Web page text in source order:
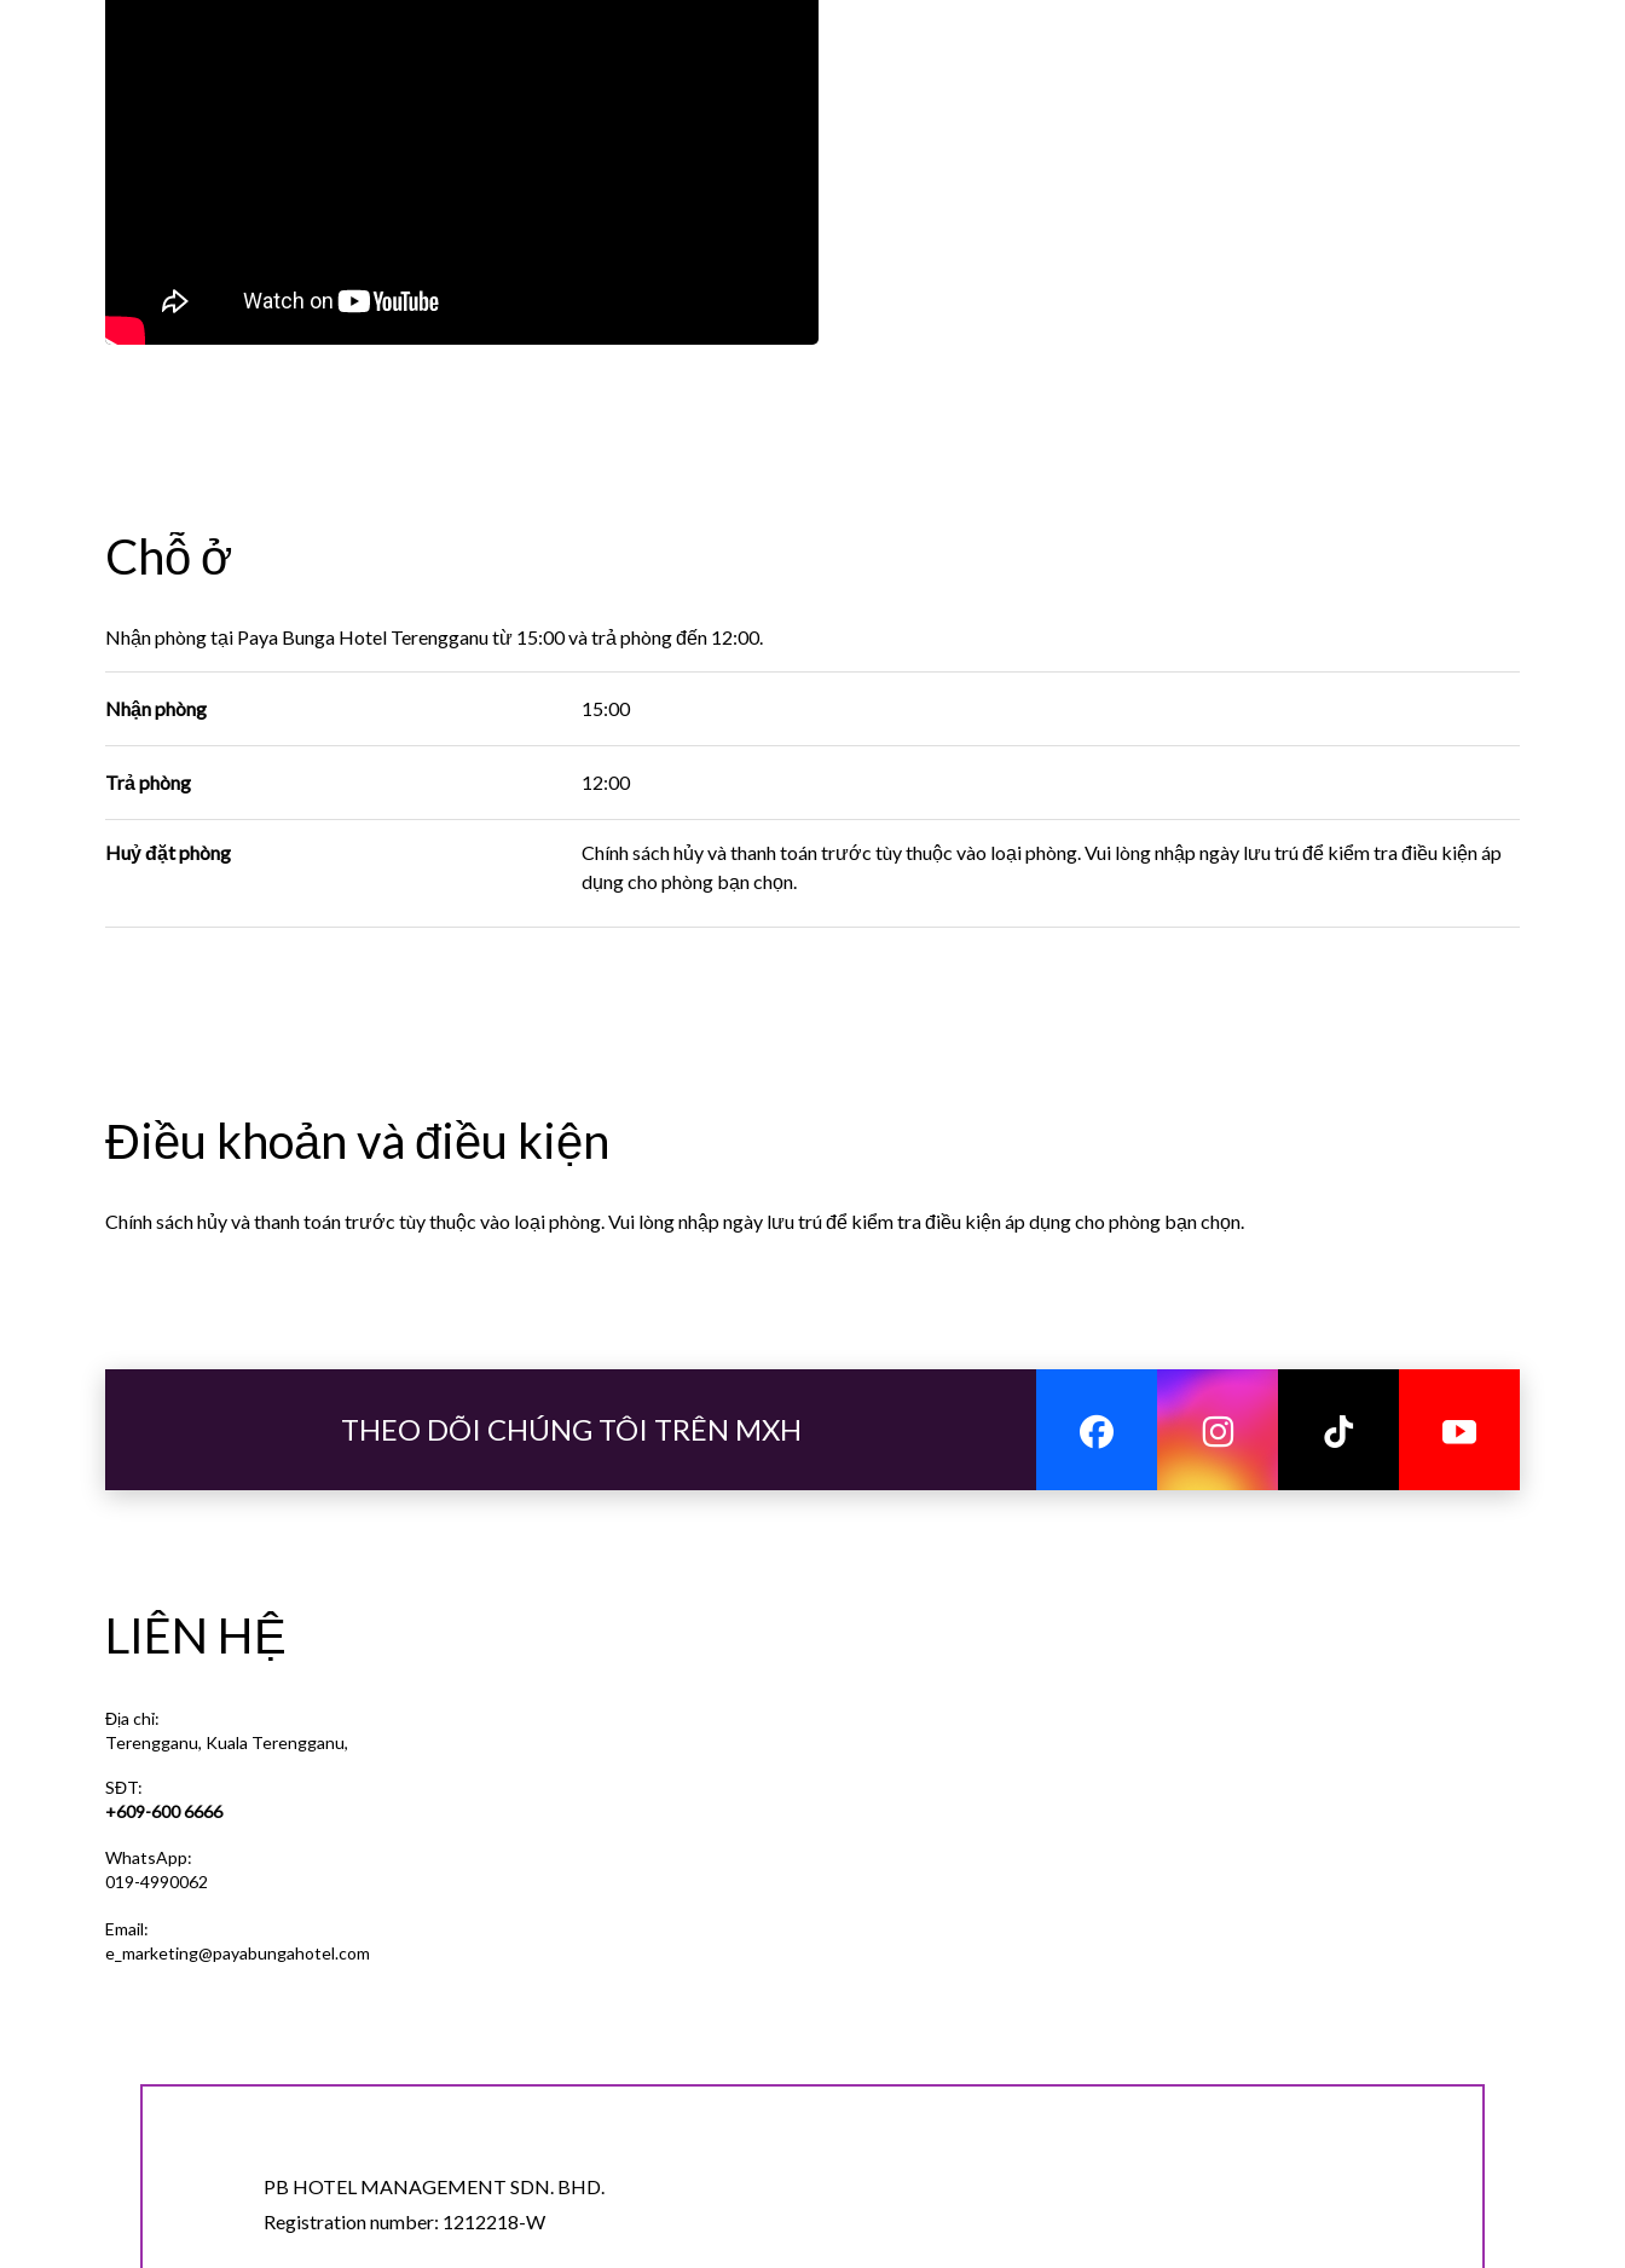
Chỗ ở
Nhận phòng tại Paya Bunga Hotel Terengganu từ 15:00 và trả phòng đến 12:00.
Nhận phòng 15:00
Trả phòng 12:00
Huỷ đặt phòng
Chính sách hủy và thanh toán trước tùy thuộc vào loại phòng. Vui lòng nhập ngày lưu trú để kiểm tra điều kiện áp
dụng cho phòng bạn chọn.
Điều khoản và điều kiện
Chính sách hủy và thanh toán trước tùy thuộc vào loại phòng. Vui lòng nhập ngày lưu trú để kiểm tra điều kiện áp dụng cho phòng bạn chọn.
THEO DÕI CHÚNG TÔI TRÊN MXH
LIÊN HỆ
Địa chỉ:
Terengganu, Kuala Terengganu,
SĐT:
+609-600 6666
WhatsApp:
019-4990062
Email:
e_marketing@payabungahotel.com
PB HOTEL MANAGEMENT SDN. BHD.
Registration number: 1212218-W